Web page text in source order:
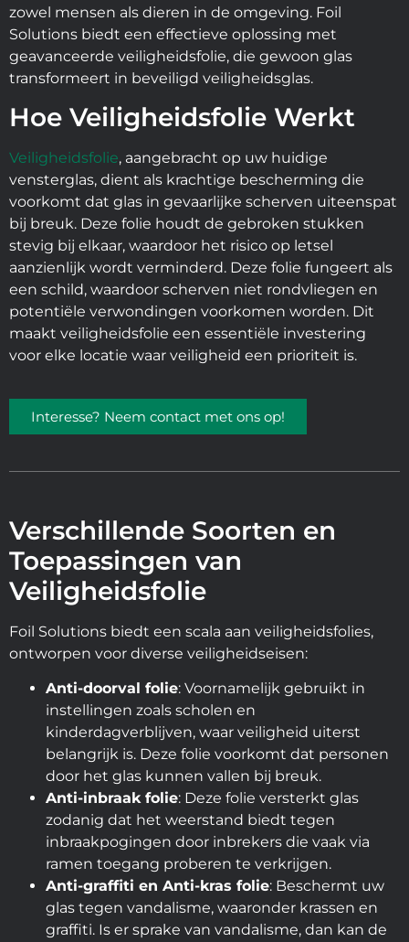
zowel mensen als dieren in de omgeving. Foil
Solutions biedt een effectieve oplossing met
geavanceerde veiligheidsfolie, die gewoon glas
transformeert in beveiligd veiligheidsglas.
Hoe Veiligheidsfolie Werkt
Veiligheidsfolie, aangebracht op uw huidige
vensterglas, dient als krachtige bescherming die
voorkomt dat glas in gevaarlijke scherven uiteenspat
bij breuk. Deze folie houdt de gebroken stukken
stevig bij elkaar, waardoor het risico op letsel
aanzienlijk wordt verminderd. Deze folie fungeert als
een schild, waardoor scherven niet rondvliegen en
potentiële verwondingen voorkomen worden. Dit
maakt veiligheidsfolie een essentiële investering
voor elke locatie waar veiligheid een prioriteit is.
Interesse? Neem contact met ons op!
Verschillende Soorten en
Toepassingen van
Veiligheidsfolie
Foil Solutions biedt een scala aan veiligheidsfolies,
ontworpen voor diverse veiligheidseisen:
Anti-doorval folie: Voornamelijk gebruikt in
instellingen zoals scholen en
kinderdagverblijven, waar veiligheid uiterst
belangrijk is. Deze folie voorkomt dat personen
door het glas kunnen vallen bij breuk.
Anti-inbraak folie: Deze folie versterkt glas
zodanig dat het weerstand biedt tegen
inbraakpogingen door inbrekers die vaak via
ramen toegang proberen te verkrijgen.
Anti-graffiti en Anti-kras folie: Beschermt uw
glas tegen vandalisme, waaronder krassen en
graffiti. Is er sprake van vandalisme, dan kan de